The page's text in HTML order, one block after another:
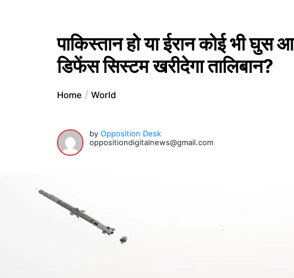
पाकिस्तान हो या ईरान कोई भी
डिफेंस सिस्टम खरीदेगा तालिबान?
Home World
by Opposition Desk
oppositiondigitalnews@gmail.com